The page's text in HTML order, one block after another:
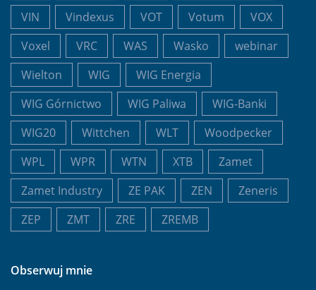
VIN
Vindexus VOT Votum
VOX
Voxel
VRC WAS Wasko
webinar
Wielton
WIG
WIG Energia
WIG Górnictwo
WIG Paliwa
WIG-Banki
WIG20
Wittchen WLT
Woodpecker
WPL
WPR WTN XTB
Zamet
Zamet Industry
ZE PAK ZEN
Zeneris
ZEP
ZMT ZRE ZREMB
Obserwuj mnie